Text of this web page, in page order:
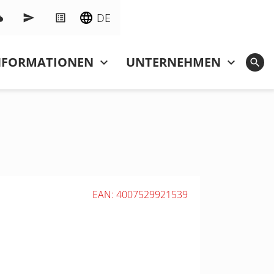
DE
UNTERNEHMEN
EAN: 4007529921539